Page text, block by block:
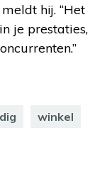
hij. “Het
je prestaties,
winkel